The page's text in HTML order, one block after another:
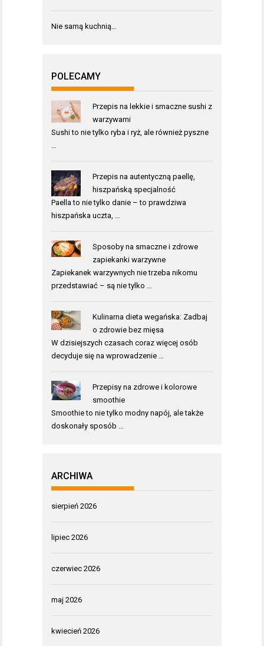
Nie samą kuchnią…
POLECAMY
Przepis na lekkie i smaczne sushi z
warzywami
Sushi to nie tylko ryba i ryż, ale również pyszne
…
Przepis na autentyczną paellę,
hiszpańską specjalność
Paella to nie tylko danie – to prawdziwa
hiszpańska uczta, …
Sposoby na smaczne i zdrowe
zapiekanki warzywne
Zapiekanek warzywnych nie trzeba nikomu
przedstawiać – są nie tylko …
Kulinarna dieta wegańska: Zadbaj
o zdrowie bez mięsa
W dzisiejszych czasach coraz więcej osób
decyduje się na wprowadzenie …
Przepisy na zdrowe i kolorowe
smoothie
Smoothie to nie tylko modny napój, ale także
doskonały sposób …
ARCHIWA
sierpień 2026
lipiec 2026
czerwiec 2026
maj 2026
kwiecień 2026